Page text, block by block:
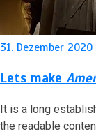
31. Dezember 2020
Lets make
It is a long
the readable